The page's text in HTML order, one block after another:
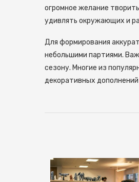
огромное желание
удивлять окружающих и
Для формирования
небольшими партиями.
сезону. Многие из
декоративных